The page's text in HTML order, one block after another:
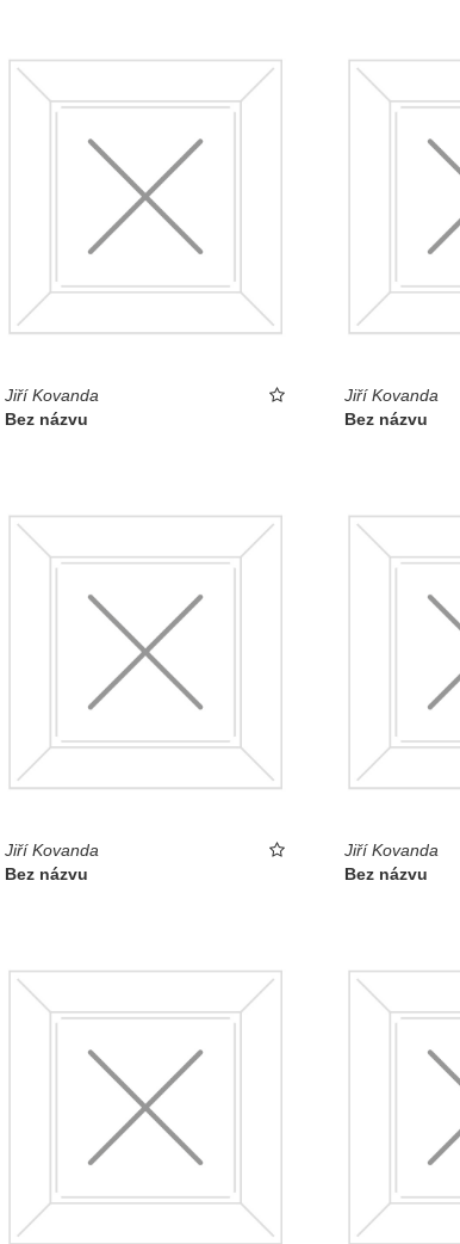
Jiří Kovanda
Bez názvu
Jiří Kovanda
Bez názvu
Jiří Kovanda
Bez názvu
Jiří Kovanda
Bez názvu